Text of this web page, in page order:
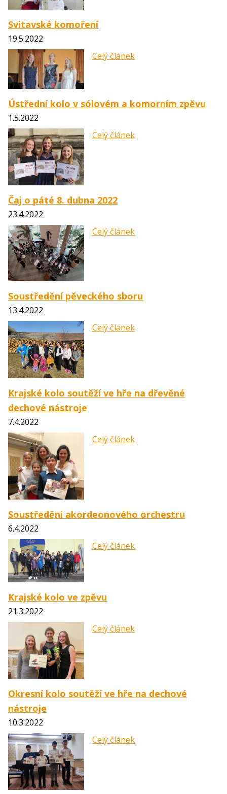
Svitavské komoření
19.5.2022
Celý článek
Ústřední kolo v sólovém a komorním zpěvu
1.5.2022
Celý článek
Čaj o páté 8. dubna 2022
23.4.2022
Celý článek
Soustředění pěveckého sboru
13.4.2022
Celý článek
Krajské kolo soutěží ve hře na dřevěné
dechové nástroje
7.4.2022
Celý článek
Soustředění akordeonového orchestru
6.4.2022
Celý článek
Krajské kolo ve zpěvu
21.3.2022
Celý článek
Okresní kolo soutěží ve hře na dechové
nástroje
10.3.2022
Celý článek